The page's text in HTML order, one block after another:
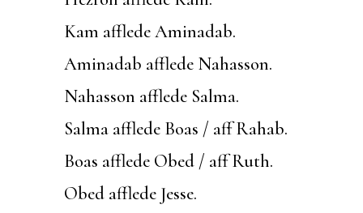
Kam afflede Aminadab.
Aminadab afflede Nahasson.
Nahasson afflede Salma.
Salma afflede Boas / aff Rahab.
Boas afflede Obed / aff Ruth.
Obed afflede Jesse.